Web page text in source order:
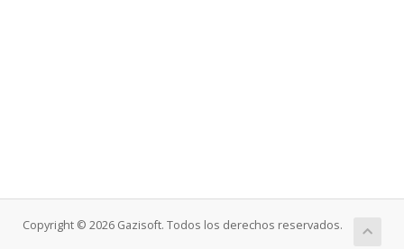
Copyright © 2026 Gazisoft. Todos los derechos reservados.